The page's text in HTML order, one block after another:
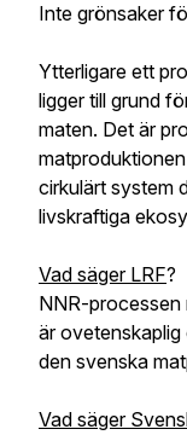
Inte grönsaker
Ytterligare ett
ligger till grund
maten. Det är
cirkulärt system
livskraftiga
Vad säger LRF?
NNR-processen
är ovetenskaplig
den svenska
Vad säger